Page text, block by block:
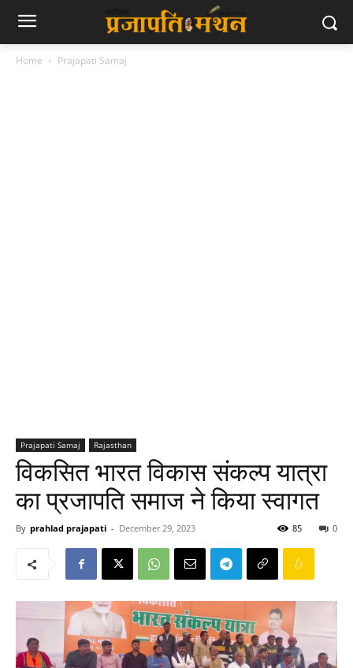
Home Prajapati Samaj
Prajapati Samaj Rajasthan
विकसित भारत विकास संकल्प यात्रा
का प्रजापति समाज ने किया स्वागत
By prahlad prajapati - December 29, 2023 0
85